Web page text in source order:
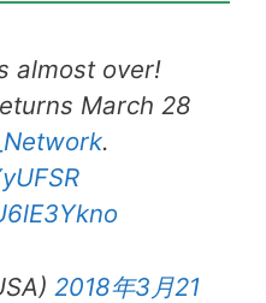
almost over!
March 28
.
2018年3月21